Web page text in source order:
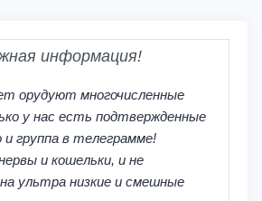
информация!
орудуют многочисленные
у нас есть подтвержденные
группа в телеграмме!
и кошельки, и не
ультра низкие и смешные